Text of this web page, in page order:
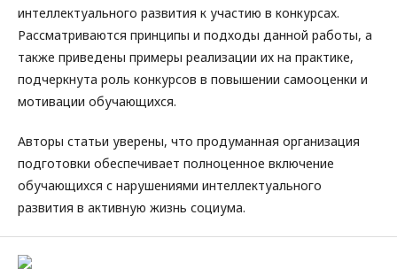
интеллектуального развития к участию в конкурсах.
Рассматриваются принципы и подходы данной работы, а
также приведены примеры реализации их на практике,
подчеркнута роль конкурсов в повышении самооценки и
мотивации обучающихся.
Авторы статьи уверены, что продуманная организация
подготовки обеспечивает полноценное включение
обучающихся с нарушениями интеллектуального
развития в активную жизнь социума.